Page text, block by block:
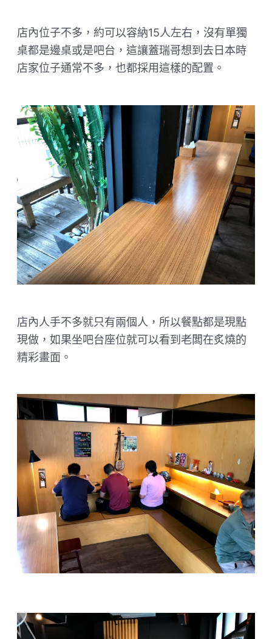
店內位子不多，約可以容納15人左右，沒有單獨
桌都是邊桌或是吧台，這讓蓋瑞哥想到去日本時
店家位子通常不多，也都採用這樣的配置。
店內人手不多就只有兩個人，所以餐點都是現點
現做，如果坐吧台座位就可以看到老闆在炙燒的
精彩畫面。